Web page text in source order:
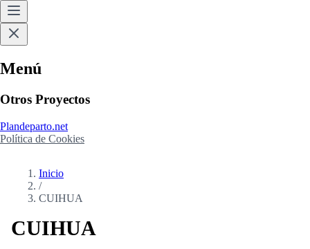
Menú
Otros Proyectos
Plandeparto.net
Política de Cookies
Inicio
/
CUIHUA
CUIHUA